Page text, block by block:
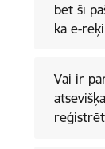
bet šī
kā e-
Vai ir